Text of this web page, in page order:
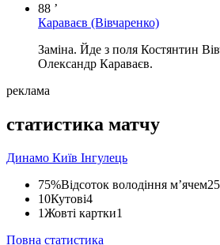
88 ’
Караваєв (Вівчаренко)
Заміна. Йде з поля Костянтин
Олександр Караваєв.
реклама
статистика матчу
Динамо Київ Інгулець
75%Відсоток володіння м’ячем
10Кутові4
1Жовті картки1
Повна статистика